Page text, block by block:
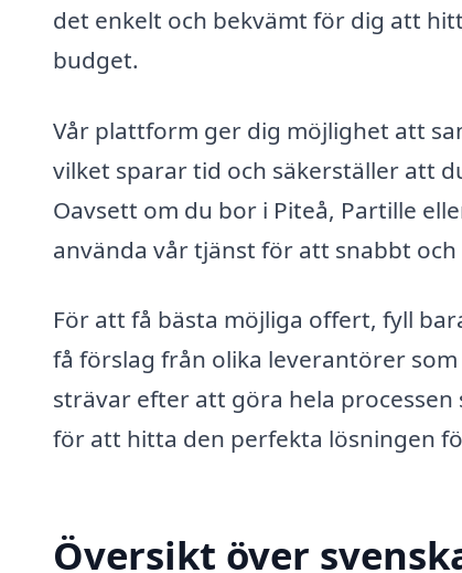
det enkelt och bekvämt för dig att
budget.
Vår plattform ger dig möjlighet att
vilket sparar tid och säkerställer att
Oavsett om du bor i Piteå, Partille
använda vår tjänst för att snabbt
För att få bästa möjliga offert, fyll
få förslag från olika leverantörer
strävar efter att göra hela
för att hitta den perfekta lösningen
Översikt över